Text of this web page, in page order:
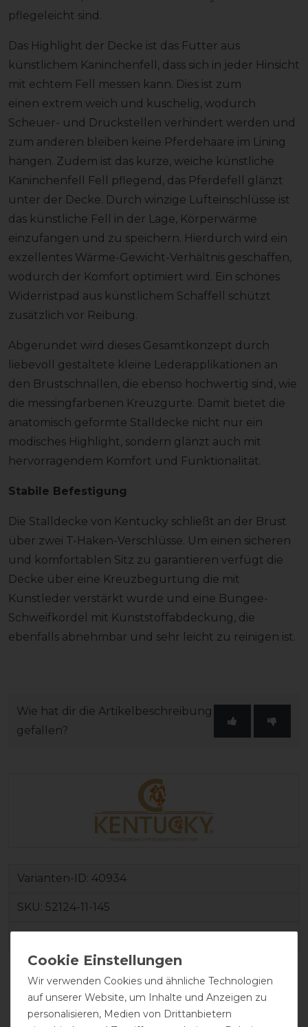
pflegeleicht sind.
Das Highlight der Decke ist das Futter aus
künstlichem Kaninchenfell, dass sich in jeder Hinsicht
mit echtem Fell messen kann. Dies ist zum
einen extrem weich und kuschelig, wodurch
Scheuer- und Druckstellen verhindert werden und
zum anderen bleiben keine Pferdehaare im Lining
hängen. Zudem ist das kurze, weiche künstliche
Kaninchenfell Fell pflegend, das Pferdefell glänzt
unter der Decke. Durch winzige Lufteinschlüsse ist
das künstliche Fell in der Lage, Körperwärme
einzufangen und zu speichern. Hierdurch wird ein
exzellentes Wärme-Gewicht-Verhältnis geschaffen,
wodurch der Komfort optimiert wird. Ein schönes
Widerristpad aus künstlichem Schaffell schützt
zusätzlich vor Reibung.
Abgerundet wird dieses Gesamtkonzept durch
liebevoll gestaltete kleine Lederapplikationen an
den Brustschnallen, die ebenso hochwertig sind, wie
die messingfarbenen Kreuzgurte. Damit bietet die
anatomisch geformte Stalldecke nicht nur ein
modisches Highlight, sondern glänzt auch mit
hervorragendem Komfort und Funktionalität.
Stabile Befestigung
Die Stalldecke von Kentucky schließt an der Brust
über zwei T-Haken-Verschlüsse. Um einen sicheren
und komfortablen Sitz zu garantieren verfügt die
Decke über eine Kreuzbegurtung die mit
Kunstleder verstärkt wurde und eine Bungee-
Schweifkordel mit Kunststoffabdeckung, die
ebenfalls abnehmbar und sehr leicht zu reinigen ist.
Wie hat dir die Artikelbeschreibung
gefallen?
Varianten-ID: 40934
SKU: 52124-11-145
Wir verwenden Cookies und ähnliche Technologien
auf unserer Website, um Inhalte und Anzeigen zu
personalisieren, Medien von Drittanbietern